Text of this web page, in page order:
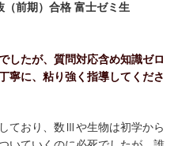
前期）合格 富士ゼミ生
したが、質問対応含め知識ゼロ
寧に、粘り強く指導してくださ
ており、数Ⅲや生物は初学から